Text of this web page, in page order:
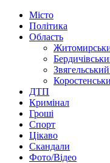
Місто
Політика
Область
ДТП
Кримінал
Гроші
Спорт
Цікаво
Скандали
Фото/Відео